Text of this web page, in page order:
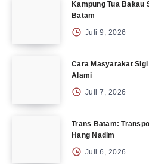
Kampung Tua
Batam
Juli 9, 2026
Cara Masyarakat
Alami
Juli 7, 2026
Trans Batam:
Hang Nadim
Juli 6, 2026